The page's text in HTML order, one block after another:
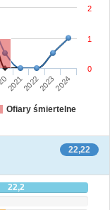
2021202220232024
0
1
2
Ofiary śmiertelne
22,22
22,2